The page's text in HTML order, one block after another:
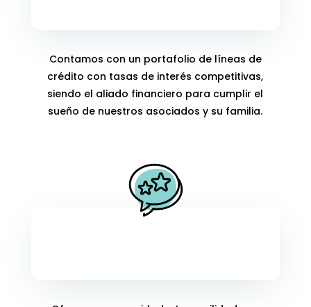
Contamos con un portafolio de líneas de
crédito con tasas de interés competitivas,
siendo el aliado financiero para cumplir el
sueño de nuestros asociados y su familia.